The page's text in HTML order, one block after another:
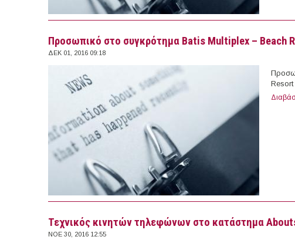
Προσωπικό στο συγκρότημα Batis Multiplex – Beach
ΔΕΚ 01, 2016 09:18
Resort
Τεχνικός κινητών τηλεφώνων στο κατάστημα
ΝΟΕ 30, 2016 12:55